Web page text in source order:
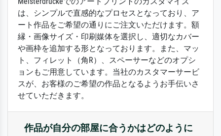
は、シンプルで直感的なプロセスとなっており、ア
ート作品をご希望の通りにご注文いただけます。額
縁・画像サイズ・印刷媒体を選択し、適切なカバー
や画枠を追加する形となっております。また、マッ
ト、フィレット（角R）、スペーサーなどのオプシ
ョンもご用意しています。当社のカスタマーサービ
スが、お客様のご希望の作品となるようお手伝いさ
せていただきます。
作品が自分の部屋に合うかはどのように